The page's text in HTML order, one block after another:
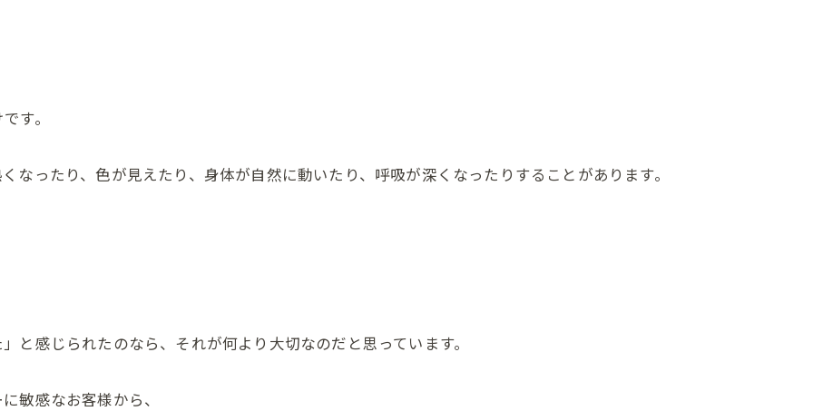
す。
なったり、色が見えたり、身体が自然に動いたり、呼吸が深くなったりすることがあります。
と感じられたのなら、それが何より大切なのだと思っています。
敏感なお客様から、